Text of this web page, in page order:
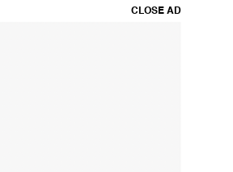
CLOSE AD